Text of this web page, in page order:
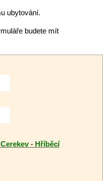
ubytování.
budete mít
- Hříběcí